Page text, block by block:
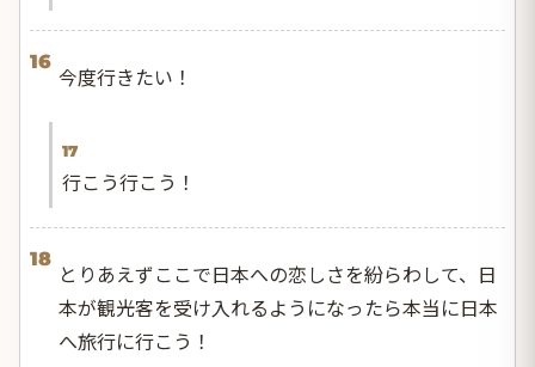
16
今度行きたい！
17
行こう行こう！
18
とりあえずここで日本への恋しさを紛らわして、日
本が観光客を受け入れるようになったら本当に日本
へ旅行に行こう！